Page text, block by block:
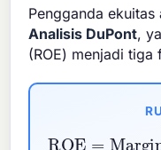
Pengganda
Analisis DuPont,
(ROE) menjadi tiga
ROE
Margin Laba
Perputaran Aset×